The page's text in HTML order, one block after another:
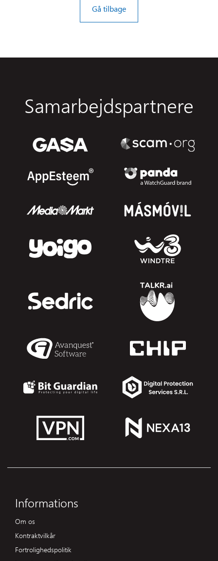
Gå tilbage
Samarbejdspartnere
Informations
Om os
Kontraktvilkår
Fortrolighedspolitik